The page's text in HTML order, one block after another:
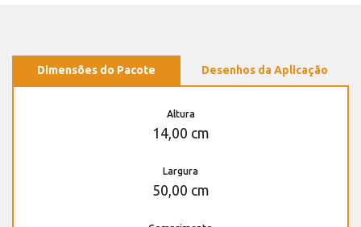
Dimensões do Pacote Desenhos da Aplicação
Altura
14,00 cm
Largura
50,00 cm